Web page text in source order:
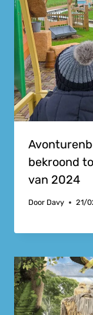
bekroond
van 2024
Door Davy 21/